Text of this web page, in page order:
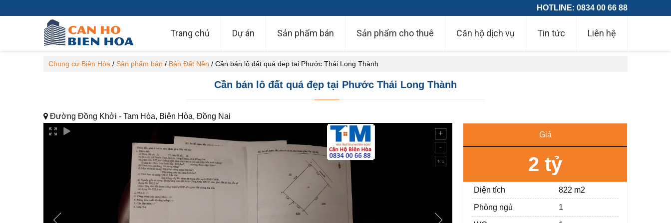
HOTLINE: 0834 00 66 88
Trang chủ Dự án Sản phẩm bán Sản phẩm cho thuê Căn hộ dịch vụ Tin tức Liên hệ
Chung cư Biên Hòa / Sản phẩm bán / Bán Đất Nền / Cần bán lô đất quá đẹp tại Phước Thái Long Thành
Cần bán lô đất quá đẹp tại Phước Thái Long Thành
Đường Đồng Khởi - Tam Hòa, Biên Hòa, Đồng Nai
Giá
2 tỷ
Diện tích 822 m2
Phòng ngủ 1